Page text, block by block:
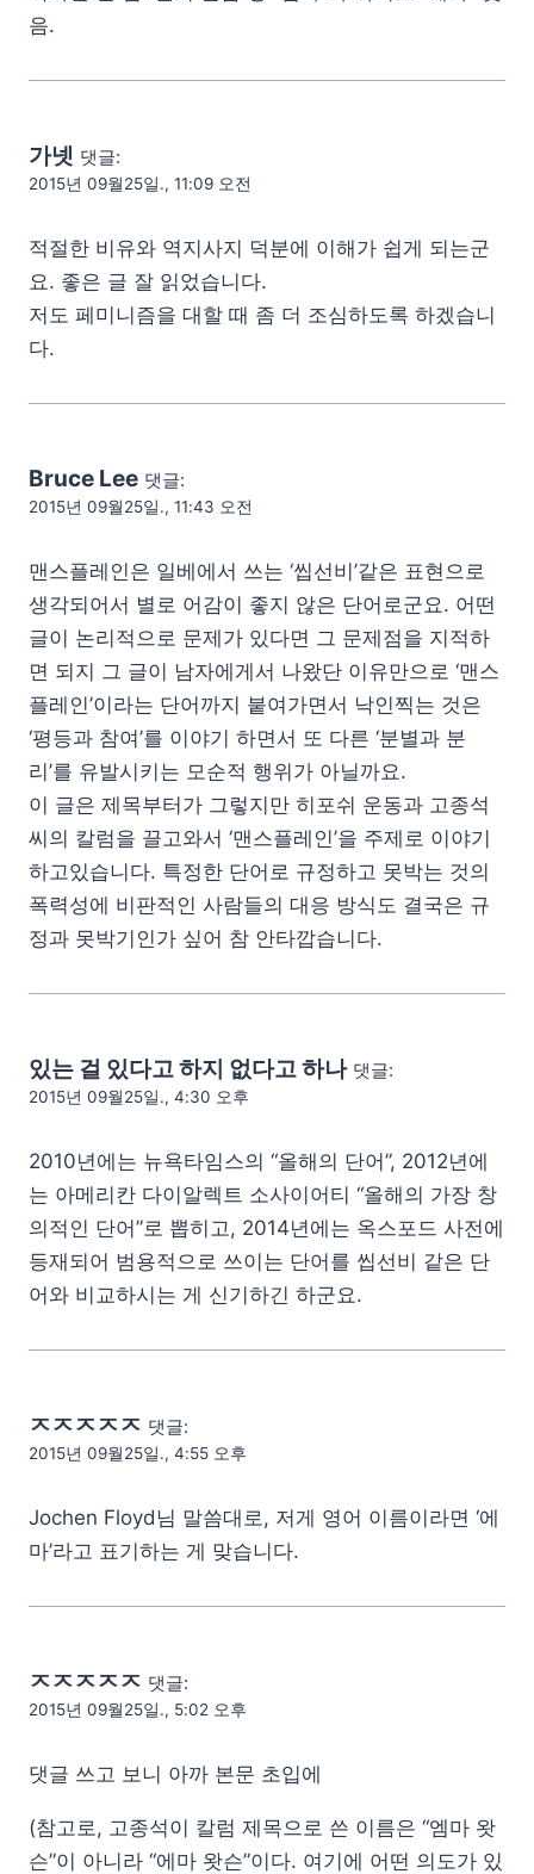
음.
가넷 댓글:
2015년 09월25일., 11:09 오전
적절한 비유와 역지사지 덕분에 이해가 쉽게 되는군
요. 좋은 글 잘 읽었습니다.
저도 페미니즘을 대할 때 좀 더 조심하도록 하겠습니
다.
Bruce Lee 댓글:
2015년 09월25일., 11:43 오전
맨스플레인은 일베에서 쓰는 ‘씹선비’같은 표현으로
생각되어서 별로 어감이 좋지 않은 단어로군요. 어떤
글이 논리적으로 문제가 있다면 그 문제점을 지적하
면 되지 그 글이 남자에게서 나왔단 이유만으로 ‘맨스
플레인’이라는 단어까지 붙여가면서 낙인찍는 것은
‘평등과 참여’를 이야기 하면서 또 다른 ‘분별과 분
리’를 유발시키는 모순적 행위가 아닐까요.
이 글은 제목부터가 그렇지만 히포쉬 운동과 고종석
씨의 칼럼을 끌고와서 ‘맨스플레인’을 주제로 이야기
하고있습니다. 특정한 단어로 규정하고 못박는 것의
폭력성에 비판적인 사람들의 대응 방식도 결국은 규
정과 못박기인가 싶어 참 안타깝습니다.
있는 걸 있다고 하지 없다고 하나 댓글:
2015년 09월25일., 4:30 오후
2010년에는 뉴욕타임스의 “올해의 단어”, 2012년에
는 아메리칸 다이알렉트 소사이어티 “올해의 가장 창
의적인 단어”로 뽑히고, 2014년에는 옥스포드 사전에
등재되어 범용적으로 쓰이는 단어를 씹선비 같은 단
어와 비교하시는 게 신기하긴 하군요.
ㅈㅈㅈㅈㅈ 댓글:
2015년 09월25일., 4:55 오후
Jochen Floyd님 말씀대로, 저게 영어 이름이라면 ‘에
마’라고 표기하는 게 맞습니다.
ㅈㅈㅈㅈㅈ 댓글:
2015년 09월25일., 5:02 오후
댓글 쓰고 보니 아까 본문 초입에
(참고로, 고종석이 칼럼 제목으로 쓴 이름은 “엠마 왓
슨”이 아니라 “에마 왓슨”이다. 여기에 어떤 의도가 있